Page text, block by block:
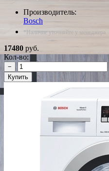
Производитель:
Bosch
*Наличие уточняйте у менеджера
17480 руб.
Кол-во:
−
Купить